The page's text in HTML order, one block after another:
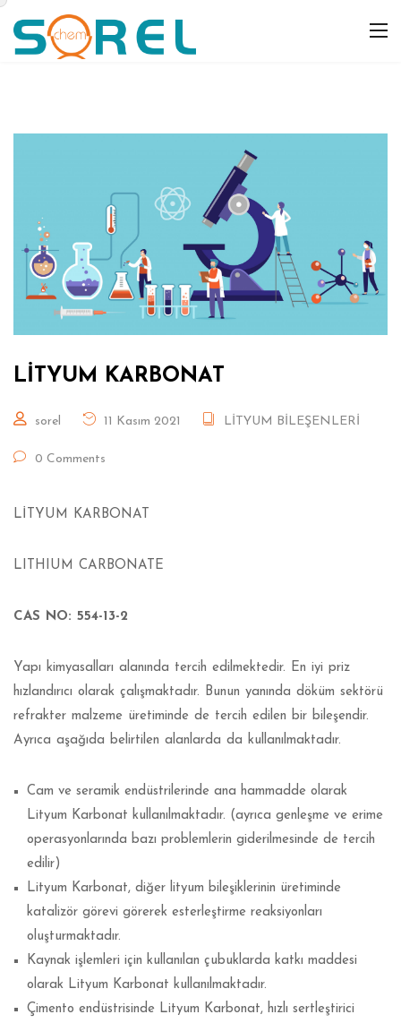
LİTYUM KARBONAT
sorel 11 Kasım 2021 LİTYUM BİLEŞENLERİ
0 Comments
LİTYUM KARBONAT
LITHIUM CARBONATE
CAS NO: 554-13-2
Yapı kimyasalları alanında tercih edilmektedir. En iyi priz
hızlandırıcı olarak çalışmaktadır. Bunun yanında döküm sektörü
refrakter malzeme üretiminde de tercih edilen bir bileşendir.
Ayrıca aşağıda belirtilen alanlarda da kullanılmaktadır.
Cam ve seramik endüstrilerinde ana hammadde olarak
Lityum Karbonat kullanılmaktadır. (ayrıca genleşme ve erime
operasyonlarında bazı problemlerin giderilmesinde de tercih
edilir)
Lityum Karbonat, diğer lityum bileşiklerinin üretiminde
katalizör görevi görerek esterleştirme reaksiyonları
oluşturmaktadır.
Kaynak işlemleri için kullanılan çubuklarda katkı maddesi
olarak Lityum Karbonat kullanılmaktadır.
Çimento endüstrisinde Lityum Karbonat, hızlı sertleştirici